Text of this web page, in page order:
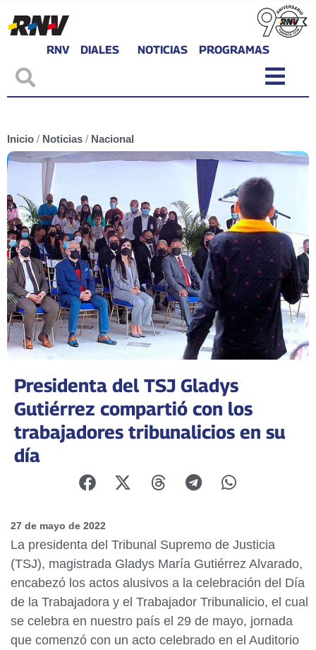
RNV DIALES NOTICIAS PROGRAMAS
Inicio / Noticias / Nacional
Presidenta del TSJ Gladys
Gutiérrez compartió con los
trabajadores tribunalicios en su
día
27 de mayo de 2022
La presidenta del Tribunal Supremo de Justicia
(TSJ), magistrada Gladys María Gutiérrez Alvarado,
encabezó los actos alusivos a la celebración del Día
de la Trabajadora y el Trabajador Tribunalicio, el cual
se celebra en nuestro país el 29 de mayo, jornada
que comenzó con un acto celebrado en el Auditorio